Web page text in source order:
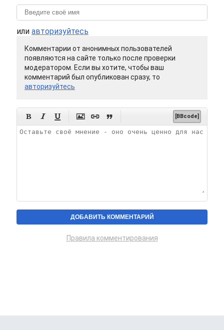
или авторизуйтесь
Комментарии от анонимных пользователей
появляются на сайте только после проверки
модератором. Если вы хотите, чтобы ваш
комментарий был опубликован сразу, то
авторизуйтесь
      [BBcode]
Правила комментирования